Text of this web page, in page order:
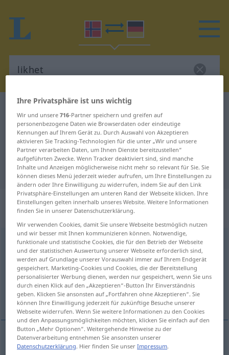
Norwegisch-Deutsch Wörterbuch
Norwegisch-Deutsch Übersetzung
für "likhet"
"likhet" Deutsch Übersetzung
„likhet“: Maskulinum und
Femininum
likhetm/f
Übersicht aller Übersetzungen
(Für mehr Details die Übersetzung anklicken/antippen)
Gleichheit, Ähnlichkeit
Gleichheitf likhet
Ihre Privatsphäre ist uns wichtig
Wir und unsere716-Partner speichern und greifen auf
personenbezogene Daten wie Browserdaten oder eindeutige
Kennungen auf Ihrem Gerät zu. Durch Auswahl von Akzeptieren
aktivieren Sie Tracking-Technologien für die unter „Wir und unsere
Partner verarbeiten Daten, um Ihnen Dienste bereitzustellen“
aufgeführten Zwecke. Wenn Tracker deaktiviert sind, sind manche
Inhalte und Anzeigen möglicherweise nicht mehr so relevant für Sie. Sie
können dieses Menü jederzeit wieder aufrufen, um Ihre Einstellungen zu
ändern oder Ihre Einwilligung zu widerrufen, indem Sie auf den Link
Privatsphäre-Einstellungen am unteren Rand der Webseite klicken. Ihre
Einstellungen gelten innerhalb unseres Website. Weitere Informationen
finden Sie in unserer Datenschutzerklärung.
Wir verwenden Cookies, damit Sie unsere Webseite bestmöglich nutzen
und wir besser mit Ihnen kommunizieren können. Notwendige,
funktionale und statistische Cookies, die für den Betrieb der Webseite
und der statistischen Auswertung unserer Webseite erforderlich sind,
werden auf Grundlage unserer Vorauswahl immer auf Ihrem Endgerät
gespeichert. Marketing-Cookies und Cookies, die der Bereitstellung
personalisierter Werbung dienen, werden nur gespeichert, wenn Sie uns
durch einen Klick auf den „Akzeptieren“-Button Ihr Einverständnis
geben. Klicken Sie ansonsten auf „Fortfahren ohne Akzeptieren“. Sie
können Ihre Einwilligung jederzeit für zukünftige Besuche unserer
Webseite widerrufen. Wenn Sie weitere Informationen zu den Cookies
und den Anpassungsmöglichkeiten möchten, klicken Sie einfach auf den
Button „Mehr Optionen“. Weitergehende Hinweise zu der
Datenverarbeitung entnehmen Sie ansonsten unserer
Datenschutzerklärung. Hier finden Sie unserImpressum.